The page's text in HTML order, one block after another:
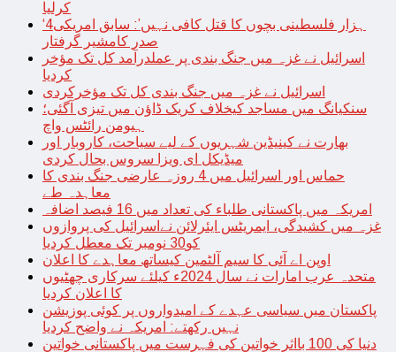
کرلیا
‘4ہزار فلسطینی بچوں کا قتل کافی نہیں’: سابق امریکی
صدر کامشیر گرفتار
اسرائیل نے غزہ میں جنگ بندی پر عملدرآمد کل تک مؤخر
کردیا
اسرائیل نے غزہ میں جنگ بندی کل تک مؤخرکردی
سنکیانگ میں مساجد کیخلاف کریک ڈاؤن میں تیزی آگئی؛
ہیومن رائٹس واچ
بھارت نے کینیڈین شہریوں کے لیے سیاحت، کاروبار اور
میڈیکل ای ویزا سروس بحال کردی
حماس اور اسرائیل میں 4 روزہ عارضی جنگ بندی کا
معاہدہ طے
امریکہ میں پاکستانی طلباء کی تعداد میں 16 فیصد اضافہ
غزہ میں کشیدگی، ایمریٹس ایئرلائن نےاسرائیل کی پروازوں
کو30 نومبر تک معطل کردیا
اوپن اے آئی کا سیم آلٹمین کیساتھ معاہدے کا اعلان
متحدہ عرب امارات نے سال 2024ء کیلئے سرکاری چھٹیوں
کا اعلان کردیا
پاکستان میں سیاسی عہدے کے امیدواروں پر کوئی پوزیشن
نہیں رکھتے: امریکہ نے واضح کردیا
دنیا کی 100 بااثر خواتین کی فہرست میں پاکستانی خواتین